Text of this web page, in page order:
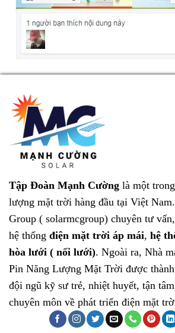
Tập Đoàn Mạnh Cường là một
lượng mặt trời hàng đầu tại Việt Nam.
Group ( solarmcgroup) chuyên tư
hệ thống điện mặt trời áp mái, hệ
hòa lưới ( nối lưới). Ngoài ra, Nhà
Pin Năng Lượng Mặt Trời được
đội ngũ kỹ sư trẻ, nhiệt huyết, tận
chuyên môn về phát triển điện mặt